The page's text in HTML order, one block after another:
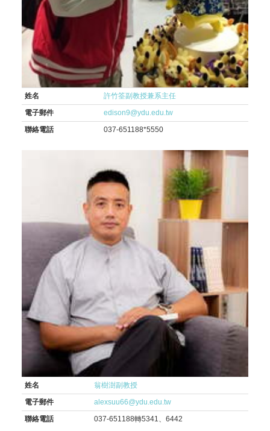
姓名
許竹筌副教授兼系主任
電子郵件
edison9@ydu.edu.tw
聯絡電話
037-651188*5550
姓名
翁樹澍副教授
電子郵件
alexsuu66@ydu.edu.tw
聯絡電話
037-651188轉5341、6442